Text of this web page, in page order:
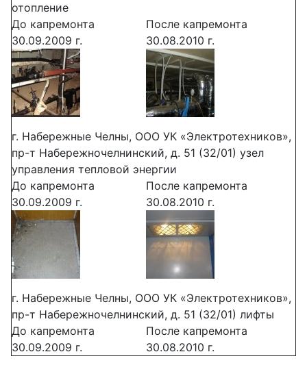
отопление
До капремонта
30.09.2009 г.
После капремонта
30.08.2010 г.
г. Набережные Челны, ООО УК «Электротехников»,
пр-т Набережночелнинский, д. 51 (32/01) узел
управления тепловой энергии
До капремонта
30.09.2009 г.
После капремонта
30.08.2010 г.
г. Набережные Челны, ООО УК «Электротехников»,
пр-т Набережночелнинский, д. 51 (32/01) лифты
До капремонта
30.09.2009 г.
После капремонта
30.08.2010 г.